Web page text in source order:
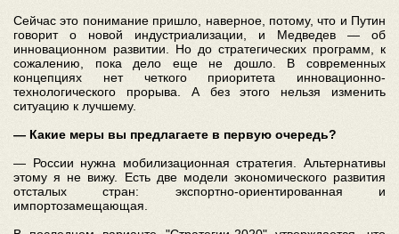
Сейчас это понимание пришло, наверное, потому, что и Путин
говорит о новой индустриализации, и Медведев — об
инновационном развитии. Но до стратегических программ, к
сожалению, пока дело еще не дошло. В современных
концепциях нет четкого приоритета инновационно-
технологического прорыва. А без этого нельзя изменить
ситуацию к лучшему.
— Какие меры вы предлагаете в первую очередь?
— России нужна мобилизационная стратегия. Альтернативы
этому я не вижу. Есть две модели экономического развития
отсталых стран: экспортно-ориентированная и
импортозамещающая.